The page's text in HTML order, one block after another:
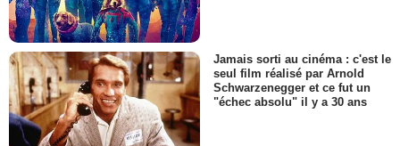
Jamais sorti au cinéma : c'est le
seul film réalisé par Arnold
Schwarzenegger et ce fut un
"échec absolu" il y a 30 ans